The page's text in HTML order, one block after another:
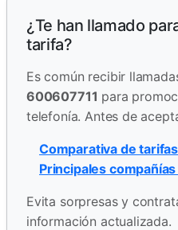
¿Te han llamado
tarifa?
Es común recibir
600607711 para
telefonía. Antes de
Comparativa de
Principales
Evita sorpresas y
información actualizada.